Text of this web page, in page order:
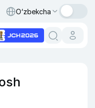
O‘zbekcha